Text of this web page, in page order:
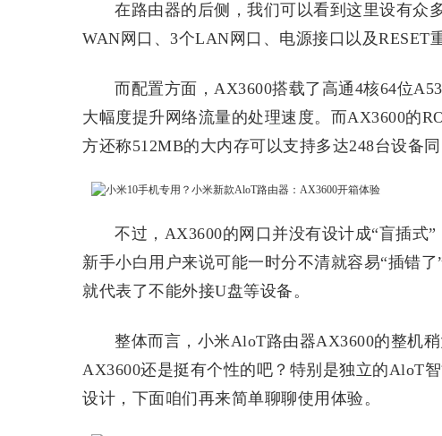
在路由器的后侧，我们可以看到这里设有众
WAN网口、3个LAN网口、电源接口以及RESET
而配置方面，AX3600搭载了高通4核64位
大幅度提升网络流量的处理速度。而AX3600的
方还称512MB的大内存可以支持多达248台设备
不过，AX3600的网口并没有设计成“盲插式
新手小白用户来说可能一时分不清就容易“插错
就代表了不能外接U盘等设备。
整体而言，小米AloT路由器AX3600的整机
AX3600还是挺有个性的吧？特别是独立的AloT
设计，下面咱们再来简单聊聊使用体验。